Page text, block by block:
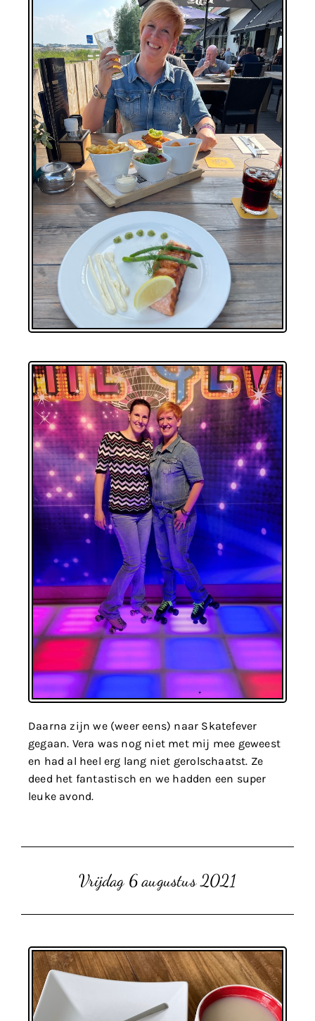
Daarna zijn we (weer eens) naar Skatefever
gegaan. Vera was nog niet met mij mee geweest
en had al heel erg lang niet gerolschaatst. Ze
deed het fantastisch en we hadden een super
leuke avond.
Vrijdag 6 augustus 2021